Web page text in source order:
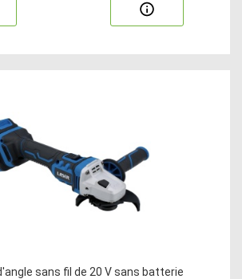
sans fil de 20 V sans batterie